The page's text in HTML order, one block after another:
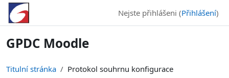
Přejít k hlavnímu obsahu
Nejste přihlášeni (Přihlášení)
GPDC Moodle
Titulní stránka Protokol souhrnu konfigurace